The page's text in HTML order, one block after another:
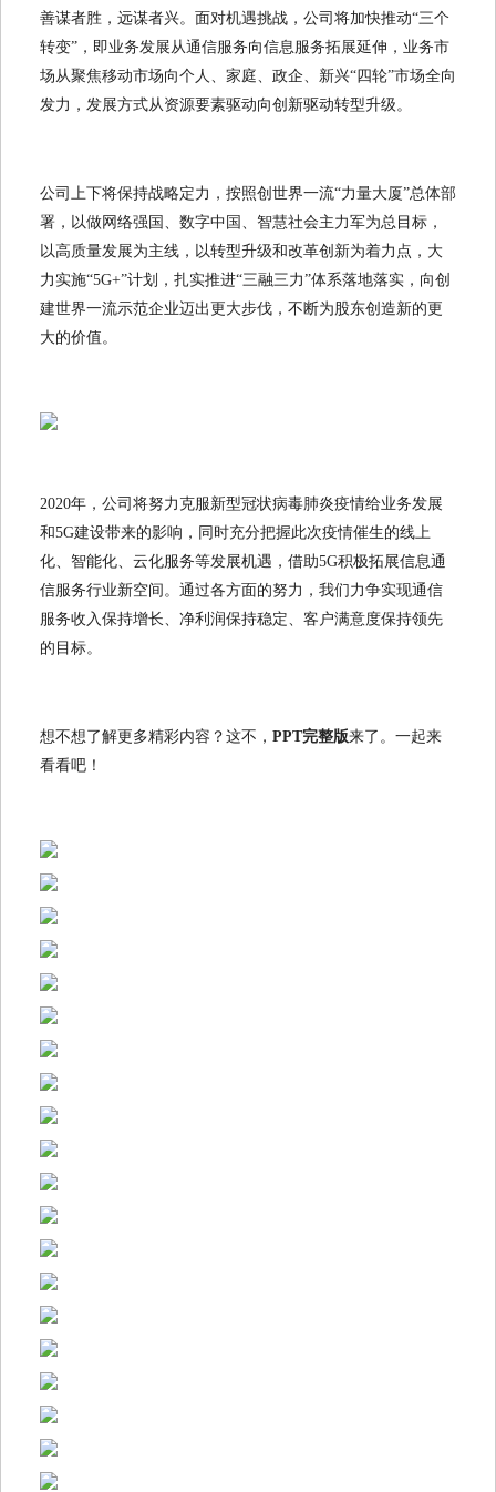
善谋者胜，远谋者兴。面对机遇挑战，公司将加快推动“三个
转变”，即业务发展从通信服务向信息服务拓展延伸，业务市
场从聚焦移动市场向个人、家庭、政企、新兴“四轮”市场全向
发力，发展方式从资源要素驱动向创新驱动转型升级。
公司上下将保持战略定力，按照创世界一流“力量大厦”总体部
署，以做网络强国、数字中国、智慧社会主力军为总目标，
以高质量发展为主线，以转型升级和改革创新为着力点，大
力实施“5G+”计划，扎实推进“三融三力”体系落地落实，向创
建世界一流示范企业迈出更大步伐，不断为股东创造新的更
大的价值。
2020年，公司将努力克服新型冠状病毒肺炎疫情给业务发展
和5G建设带来的影响，同时充分把握此次疫情催生的线上
化、智能化、云化服务等发展机遇，借助5G积极拓展信息通
信服务行业新空间。通过各方面的努力，我们力争实现通信
服务收入保持增长、净利润保持稳定、客户满意度保持领先
的目标。
想不想了解更多精彩内容？这不， PPT完整版来了。一起来
看看吧！